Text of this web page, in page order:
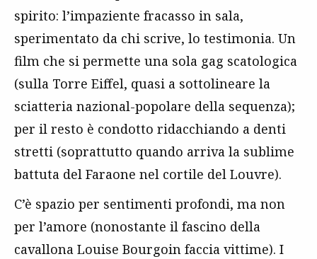
spirito: l’impaziente fracasso in sala,
sperimentato da chi scrive, lo testimonia. Un
film che si permette una sola gag scatologica
(sulla Torre Eiffel, quasi a sottolineare la
sciatteria nazional-popolare della sequenza);
per il resto è condotto ridacchiando a denti
stretti (soprattutto quando arriva la sublime
battuta del Faraone nel cortile del Louvre).
C’è spazio per sentimenti profondi, ma non
per l’amore (nonostante il fascino della
cavallona Louise Bourgoin faccia vittime). I